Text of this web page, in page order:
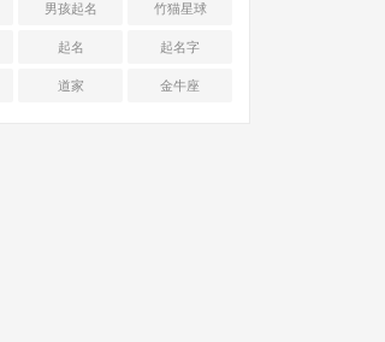
男孩起名 竹猫星球
起名 起名字
道家 金牛座